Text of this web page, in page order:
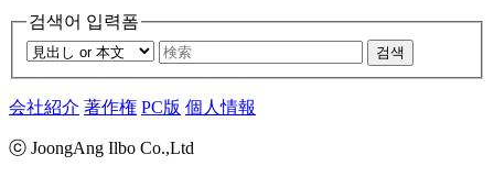
검색어 입력폼
검색
会社紹介 著作権 PC版 個人情報
ⓒ JoongAng Ilbo Co.,Ltd